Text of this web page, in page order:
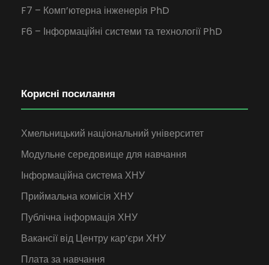
F7 – Комп’ютерна інженерія PhD
F6 – Інформаційні системи та технології PhD
Корисні посилання
Хмельницький національний університет
Модульне середовище для навчання
Інформаційна система ХНУ
Приймальна комісія ХНУ
Публічна інформація ХНУ
Вакансії від Центру кар’єри ХНУ
Плата за навчання